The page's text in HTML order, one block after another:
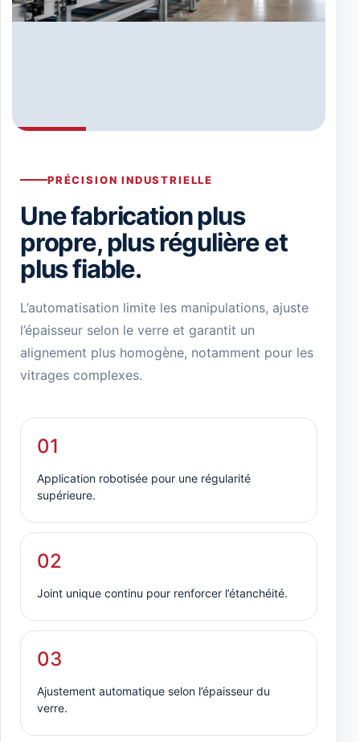
PRÉCISION INDUSTRIELLE
Une fabrication plus
propre, plus régulière et
plus fiable.
L’automatisation limite les manipulations, ajuste
l’épaisseur selon le verre et garantit un
alignement plus homogène, notamment pour les
vitrages complexes.
01
Application robotisée pour une régularité
supérieure.
02
Joint unique continu pour renforcer l’étanchéité.
03
Ajustement automatique selon l’épaisseur du
verre.